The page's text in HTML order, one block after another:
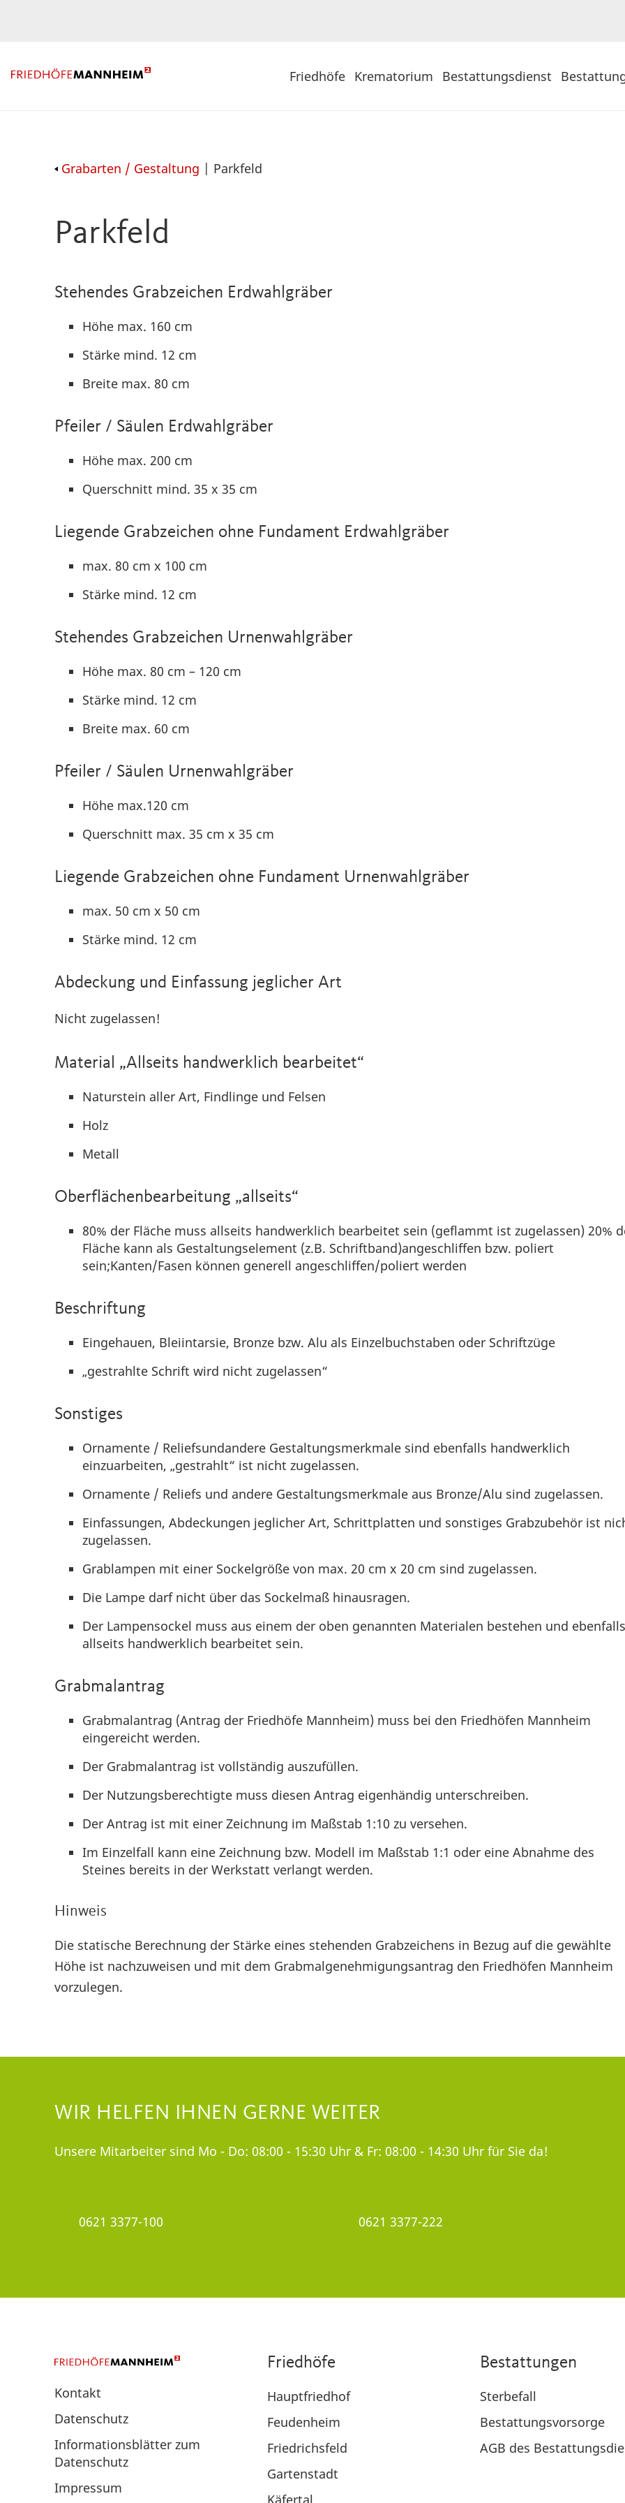
Friedhöfe Krematorium Bestattungsdienst
Grabarten / Gestaltung | Parkfeld
Parkfeld
Stehendes Grabzeichen Erdwahlgräber
Höhe max. 160 cm
Stärke mind. 12 cm
Breite max. 80 cm
Pfeiler / Säulen Erdwahlgräber
Höhe max. 200 cm
Querschnitt mind. 35 x 35 cm
Liegende Grabzeichen ohne Fundament Erdwahlgräber
max. 80 cm x 100 cm
Stärke mind. 12 cm
Stehendes Grabzeichen Urnenwahlgräber
Höhe max. 80 cm – 120 cm
Stärke mind. 12 cm
Breite max. 60 cm
Pfeiler / Säulen Urnenwahlgräber
Höhe max.120 cm
Querschnitt max. 35 cm x 35 cm
Liegende Grabzeichen ohne Fundament Urnenwahlgräber
max. 50 cm x 50 cm
Stärke mind. 12 cm
Abdeckung und Einfassung jeglicher Art
Nicht zugelassen!
Material „Allseits handwerklich bearbeitet“
Naturstein aller Art, Findlinge und Felsen
Holz
Metall
Oberflächenbearbeitung „allseits“
80% der Fläche muss allseits handwerklich bearbeitet sein (geflammt ist zugelassen) 20%
Fläche kann als Gestaltungselement (z.B. Schriftband)angeschliffen bzw. poliert
sein;Kanten/Fasen können generell angeschliffen/poliert werden
Beschriftung
Eingehauen, Bleiintarsie, Bronze bzw. Alu als Einzelbuchstaben oder Schriftzüge
„gestrahlte Schrift wird nicht zugelassen“
Sonstiges
Ornamente / Reliefsundandere Gestaltungsmerkmale sind ebenfalls handwerklich
einzuarbeiten, „gestrahlt“ ist nicht zugelassen.
Ornamente / Reliefs und andere Gestaltungsmerkmale aus Bronze/Alu sind zugelassen.
Einfassungen, Abdeckungen jeglicher Art, Schrittplatten und sonstiges Grabzubehör ist
zugelassen.
Grablampen mit einer Sockelgröße von max. 20 cm x 20 cm sind zugelassen.
Die Lampe darf nicht über das Sockelmaß hinausragen.
Der Lampensockel muss aus einem der oben genannten Materialen bestehen und ebenfalls
allseits handwerklich bearbeitet sein.
Grabmalantrag
Grabmalantrag (Antrag der Friedhöfe Mannheim) muss bei den Friedhöfen Mannheim
eingereicht werden.
Der Grabmalantrag ist vollständig auszufüllen.
Der Nutzungsberechtigte muss diesen Antrag eigenhändig unterschreiben.
Der Antrag ist mit einer Zeichnung im Maßstab 1:10 zu versehen.
Im Einzelfall kann eine Zeichnung bzw. Modell im Maßstab 1:1 oder eine Abnahme des
Steines bereits in der Werkstatt verlangt werden.
Hinweis
Die statische Berechnung der Stärke eines stehenden Grabzeichens in Bezug auf die gewählte
Höhe ist nachzuweisen und mit dem Grabmalgenehmigungsantrag den Friedhöfen Mannheim
vorzulegen.
WIR HELFEN IHNEN GERNE WEITER
Unsere Mitarbeiter sind Mo - Do: 08:00 - 15:30 Uhr & Fr: 08:00 - 14:30 Uhr für Sie da!
0621 3377-100 0621 3377-222
Kontakt
Datenschutz
Informationsblätter zum
Datenschutz
Impressum
Friedhöfe
Hauptfriedhof
Feudenheim
Friedrichsfeld
Gartenstadt
Käfertal
Bestattungen
Sterbefall
Bestattungsvorsorge
AGB des